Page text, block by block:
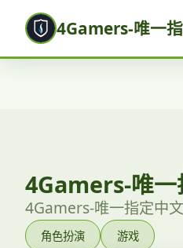
4Gamers-唯一
4Gamers-唯一
4Gamers-唯一指定中
角色扮演 游戏